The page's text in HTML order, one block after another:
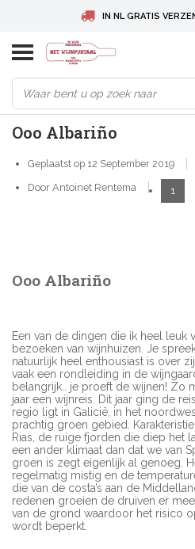
IN NL GRATIS
BELGIE GRATIS
DEUTSCHLAND
Ooo Albariño
Geplaatst op 12 September 2019
Door Antoinet Rentema
1
Ooo Albariño
Een van de dingen die ik heel leuk
bezoeken van wijnhuizen. Je
natuurlijk heel enthousiast is over
vaak een rondleiding in de
belangrijk.. je proeft de wijnen! Zo
jaar een wijnreis. Dit jaar ging de
regio ligt in Galicië, in het
prachtig groen gebied.
Rias, de ruige fjorden die diep het
een ander klimaat dan dat we van
groen is zegt eigenlijk al genoeg.
regelmatig mistig en de
die van de costa’s aan de
redenen groeien de druiven er
van de grond waardoor het risico
wordt beperkt.